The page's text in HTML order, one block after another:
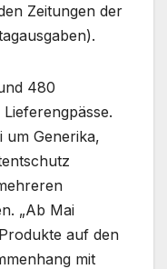
Zeitungen der
480
um Generika,
„Ab Mai
auf den
mit